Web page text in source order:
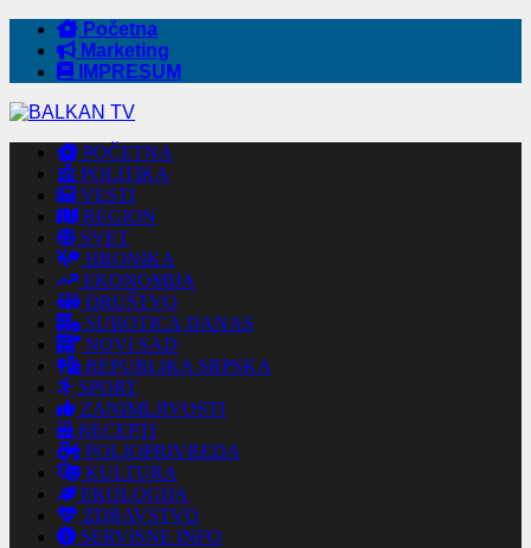
Početna
Marketing
IMPRESUM
POČETNA
POLITIKA
VESTI
REGION
SVET
HRONIKA
EKONOMIJA
DRUŠTVO
SUBOTICA DANAS
NOVI SAD
REPUBLIKA SRPSKA
SPORT
ZANIMLJIVOSTI
RECEPTI
POLJOPRIVREDA
KULTURA
EKOLOGIJA
ZDRAVSTVO
SERVISNE INFO